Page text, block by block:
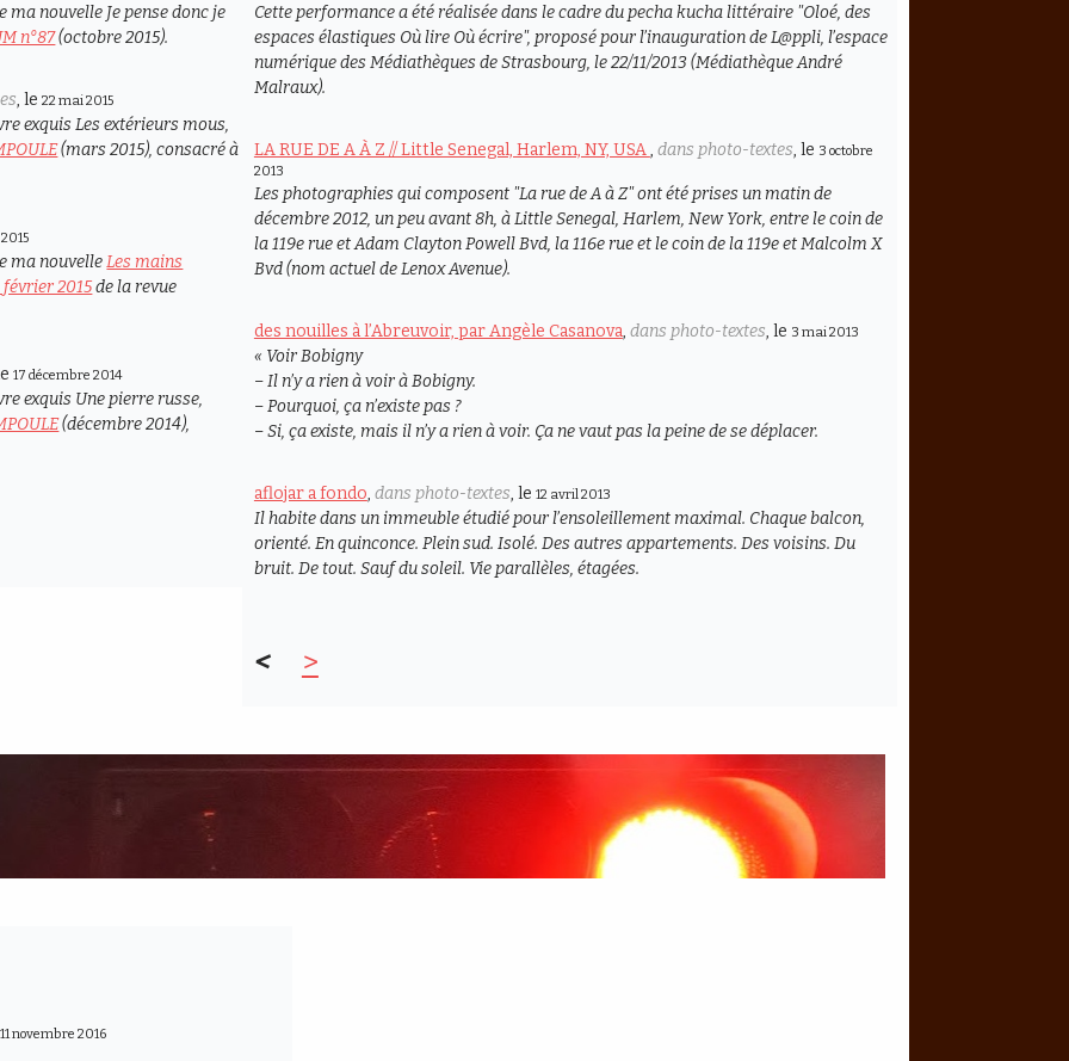
ma nouvelle Je pense donc je
n°87(octobre 2015).
, le22 mai 2015
exquisLes extérieurs mous,
(mars 2015), consacré à
ma nouvelleLes mains
2015de la revue
17 décembre 2014
exquis Une pierre russe,
(décembre 2014),
Cette performance a été réalisée dans le cadre du pecha kucha littéraire "Oloé, des
espaces élastiques Où lire Où écrire", proposé pour l’inauguration de L@ppli, l’espace
numérique des Médiathèques de Strasbourg, le 22/11/2013 (Médiathèque André
Malraux).
LA RUE DE A À Z // Little Senegal, Harlem, NY, USA, dans photo-textes, le 3 octobre
2013
Les photographies qui composent "La rue de A à Z" ont été prises un matin de
décembre 2012, un peu avant 8h, à Little Senegal, Harlem, New York, entre le coin de
la 119e rue et Adam Clayton Powell Bvd, la 116e rue et le coin de la 119e et Malcolm X
Bvd (nom actuel de Lenox Avenue).
des nouilles à l’Abreuvoir, par Angèle Casanova, dans photo-textes, le 3 mai 2013
« Voir Bobigny
– Il n’y a rien à voir à Bobigny.
– Pourquoi, ça n’existe pas ?
– Si, ça existe, mais il n’y a rien à voir. Ça ne vaut pas la peine de se déplacer.
aflojar a fondo, dans photo-textes, le 12 avril 2013
Il habite dans un immeuble étudié pour l’ensoleillement maximal. Chaque balcon,
orienté. En quinconce. Plein sud. Isolé. Des autres appartements. Des voisins. Du
bruit. De tout. Sauf du soleil. Vie parallèles, étagées.
< >
11 novembre 2016